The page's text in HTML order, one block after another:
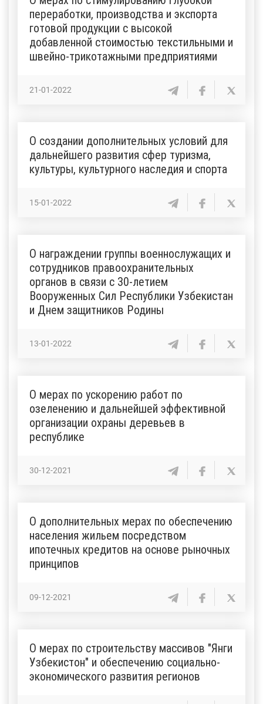
переработки, производства и экспорта
готовой продукции с высокой
добавленной стоимостью текстильными и
швейно-трикотажными предприятиями
21-01-2022
О создании дополнительных условий для
дальнейшего развития сфер туризма,
культуры, культурного наследия и спорта
15-01-2022
О награждении группы военнослужащих и
сотрудников правоохранительных
органов в связи с 30-летием
Вооруженных Сил Республики Узбекистан
и Днем защитников Родины
13-01-2022
О мерах по ускорению работ по
озеленению и дальнейшей эффективной
организации охраны деревьев в
республике
30-12-2021
О дополнительных мерах по обеспечению
населения жильем посредством
ипотечных кредитов на основе рыночных
принципов
09-12-2021
О мерах по строительству массивов "Янги
Узбекистон" и обеспечению социально-
экономического развития регионов